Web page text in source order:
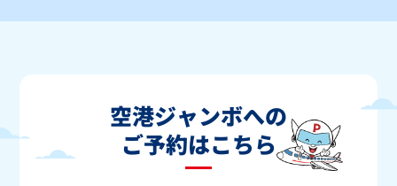
空港ジャンボへの
ご予約はこちら